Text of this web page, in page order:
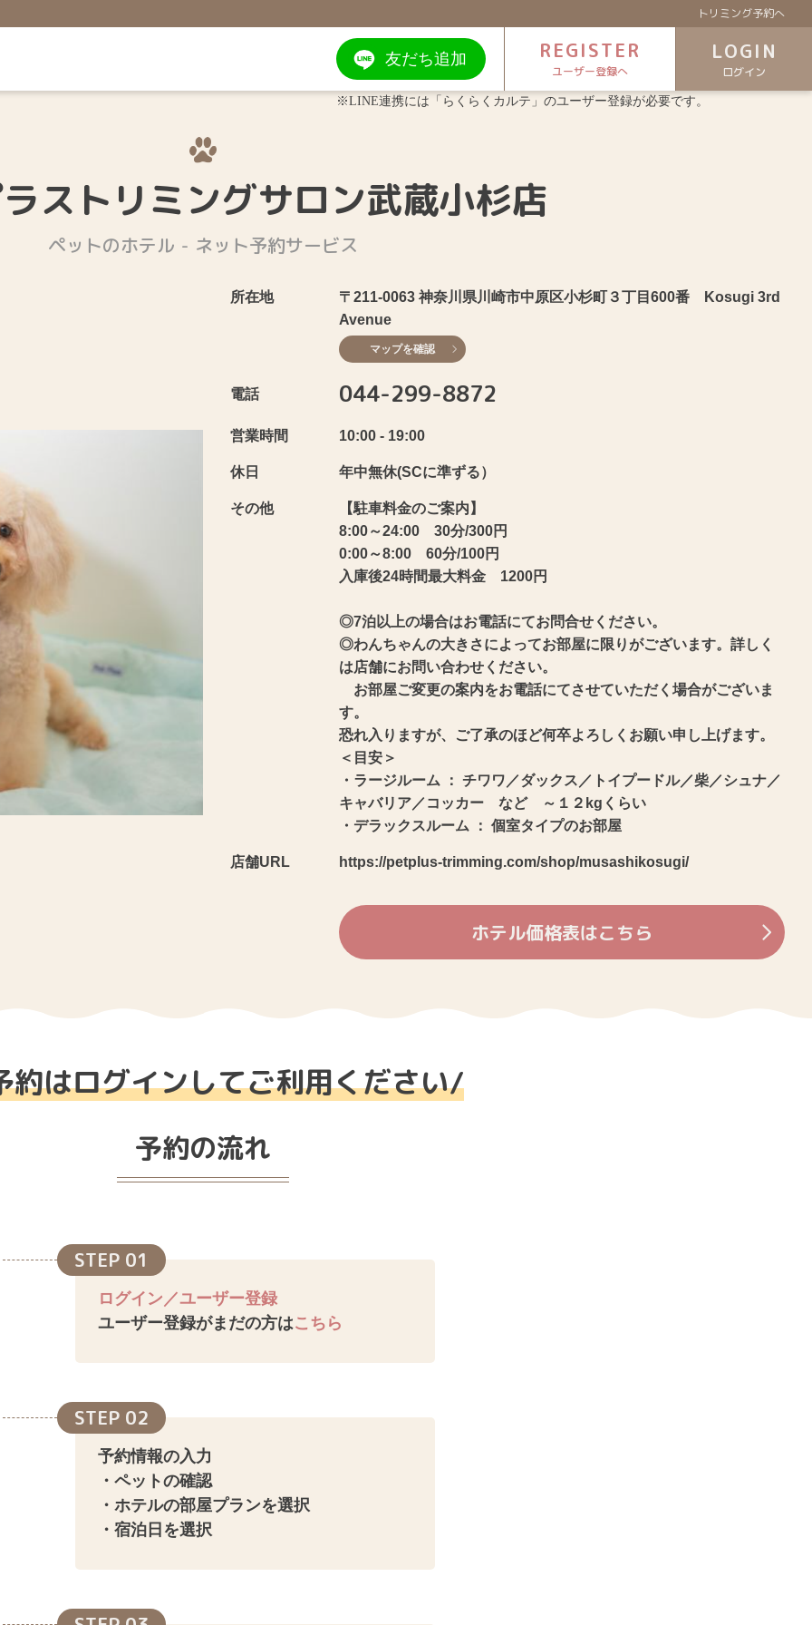
トリミング予約へ
友だち追加
※LINE連携には「らくらくカルテ」のユーザー登録が必要です。
REGISTER
ユーザー登録へ
LOGIN
ログイン
ストリミングサロン武蔵小杉店
ペットのホテル - ネット予約サービス
所在地
〒211-0063 神奈川県川崎市中原区小杉町３丁目600番 Kosugi 3rd
Avenue
マップを確認
電話 044-299-8872
営業時間 10:00 - 19:00
休日 年中無休(SCに準ずる）
その他
【駐車料金のご案内】
8:00～24:00 30分/300円
0:00～8:00 60分/100円
入庫後24時間最大料金 1200円
◎7泊以上の場合はお電話にてお問合せください。
◎わんちゃんの大きさによってお部屋に限りがございます。詳しく
は店舗にお問い合わせください。
お部屋ご変更の案内をお電話にてさせていただく場合がございま
す。
恐れ入りますが、ご了承のほど何卒よろしくお願い申し上げます。
＜目安＞
・ラージルーム ： チワワ／ダックス／トイプードル／柴／シュナ／
キャバリア／コッカー など ～１２kgくらい
・デラックスルーム ： 個室タイプのお部屋
店舗URL https://petplus-trimming.com/shop/musashikosugi/
ホテル価格表はこちら
約はログインしてご利用ください/
予約の流れ
STEP 01
ログイン／ユーザー登録
ユーザー登録がまだの方はこちら
STEP 02
予約情報の入力
・ペットの確認
・ホテルの部屋プランを選択
・宿泊日を選択